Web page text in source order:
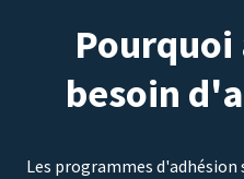
Pourquoi
besoin
Les programmes